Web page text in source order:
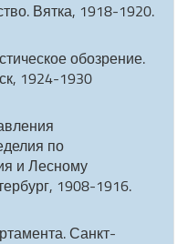
Вятка, 1918-1920.
обозрение.
1924-1930
по
и Лесному
1908-1916.
Санкт-